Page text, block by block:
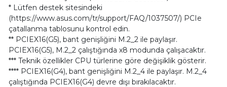
* Lütfen destek sitesindeki
(https://www.asus.com/tr/support/FAQ/1037507/) PCIe
çatallanma tablosunu kontrol edin.
** PCIEX16(G5), bant genişliğini M.2_2 ile paylaşır.
PCIEX16(G5), M.2_2 çalıştığında x8 modunda çalışacaktır.
*** Teknik özellikler CPU türlerine göre değişiklik gösterir.
**** PCIEX16(G4), bant genişliğini M.2_4 ile paylaşır. M.2_4
çalıştığında PCIEX16(G4) devre dışı bırakılacaktır.